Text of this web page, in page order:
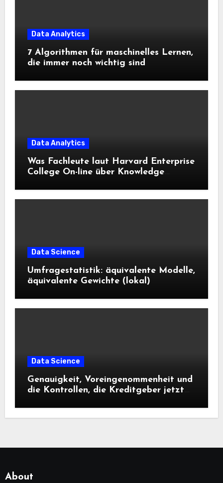
Data Analytics
7 Algorithmen für maschinelles Lernen,
die immer noch wichtig sind
Data Analytics
Was Fachleute laut Harvard Enterprise
College On-line über Knowledge
Data Science
Umfragestatistik: äquivalente Modelle,
äquivalente Gewichte (lokal)
Data Science
Genauigkeit, Voreingenommenheit und
die Kontrollen, die Kreditgeber jetzt
About